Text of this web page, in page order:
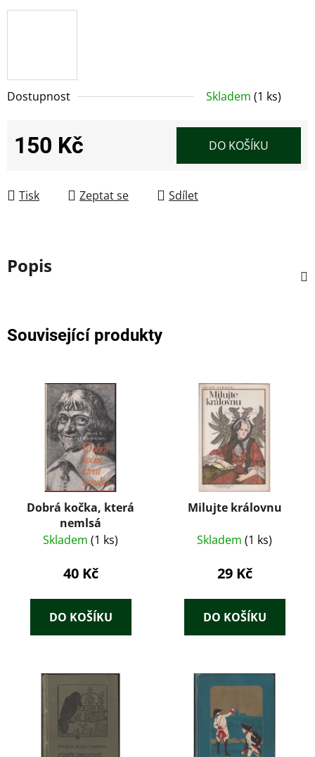
Dostupnost Skladem (1 ks)
150 Kč DO KOŠÍKU
Tisk Zeptat se Sdílet
Popis
Související produkty
Dobrá kočka, která
nemlsá
Skladem (1 ks)
40 Kč
DO KOŠÍKU
Milujte královnu
Skladem (1 ks)
29 Kč
DO KOŠÍKU